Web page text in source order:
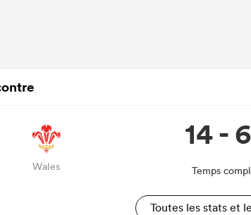
Wales
14 -
Temps
Toutes les stats et